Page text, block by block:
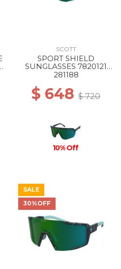
SCOTT
SPORT SHIELD
SUNGLASSES 7820121
terrazzo white/green
281188
$ 648 $ 720
10% Off
SALE
30%OFF